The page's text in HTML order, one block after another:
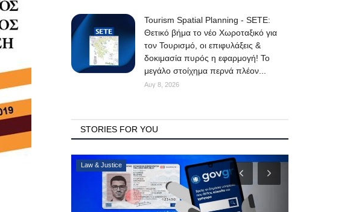
Tourism Spatial Planning - SETE:
Θετικό βήμα το νέο Χωροταξικό για
τον Τουρισμό, οι επιφυλάξεις &
δοκιμασία πυρός η εφαρμογή! Το
μεγάλο στοίχημα περνά πλέον...
Αυγ 8, 2026
STORIES FOR YOU
Mykonos Δ.Ε.Υ.Α. Μυκόνου